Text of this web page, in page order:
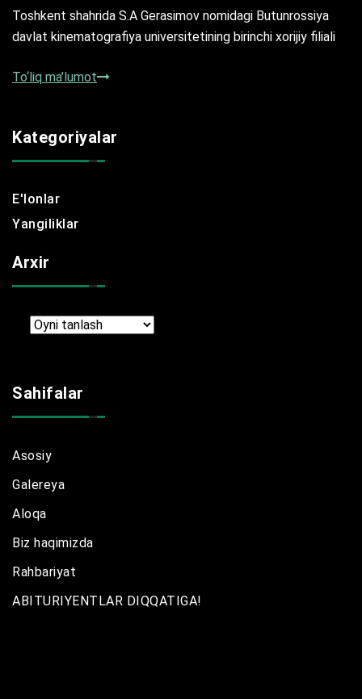
Toshkent shahrida S.A Gerasimov nomidagi Butunrossiya
davlat kinematografiya universitetining birinchi xorijiy filiali
To‘liq ma’lumot
Kategoriyalar
E'lonlar
Yangiliklar
Arxir
Arxir
Sahifalar
Asosiy
Galereya
Aloqa
Biz haqimizda
Rahbariyat
ABITURIYENTLAR DIQQATIGA!